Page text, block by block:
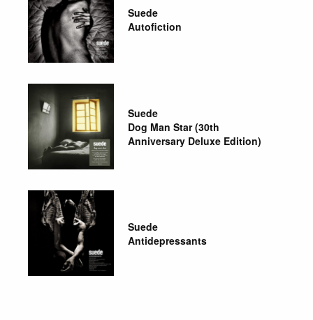
Suede
Autofiction
Suede
Dog Man Star (30th
Anniversary Deluxe Edition)
Suede
Antidepressants